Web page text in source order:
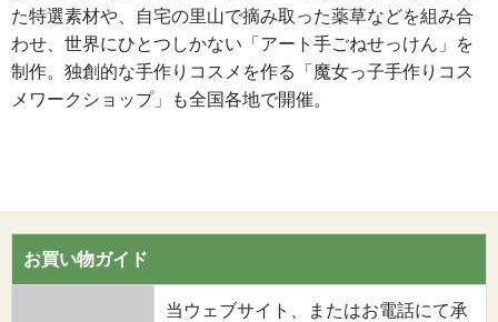
た特選素材や、自宅の里山で摘み取った薬草などを組み合
わせ、世界にひとつしかない「アート手ごねせっけん」を
制作。独創的な手作りコスメを作る「魔女っ子手作りコス
メワークショップ」も全国各地で開催。
お買い物ガイド
当ウェブサイト、またはお電話にて承